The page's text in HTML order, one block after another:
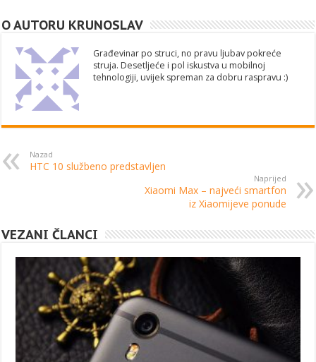
O AUTORU KRUNOSLAV
Građevinar po struci, no pravu ljubav pokreće
struja. Desetljeće i pol iskustva u mobilnoj
tehnologiji, uvijek spreman za dobru raspravu :)
Nazad
HTC 10 službeno predstavljen
Naprijed
Xiaomi Max – najveći smartfon
iz Xiaomijeve ponude
VEZANI ČLANCI